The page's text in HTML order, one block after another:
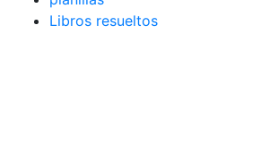
Libros resueltos